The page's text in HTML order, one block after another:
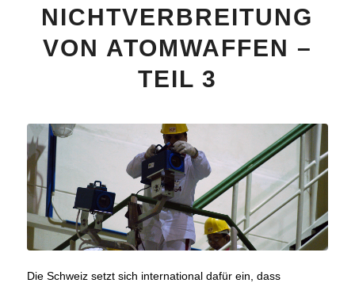
NICHTVERBREITUNG
VON ATOMWAFFEN –
TEIL 3
Die Schweiz setzt sich international dafür ein, dass